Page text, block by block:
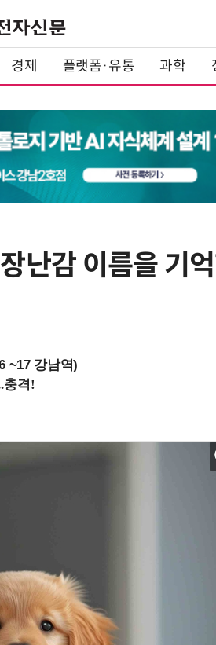
경제 플랫폼·유통 과학
난감 이름을 기
~17 강남역)